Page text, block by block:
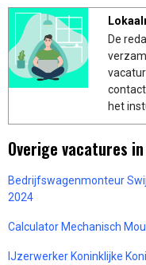
De
het
Overige vacatures
Bedrijfswagenmonteur
2024
Calculator Mechanisch
IJzerwerker Koninklijke